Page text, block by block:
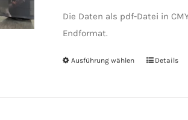
Die Daten als pdf-Datei in
Endformat.
Ausführung wählen Details